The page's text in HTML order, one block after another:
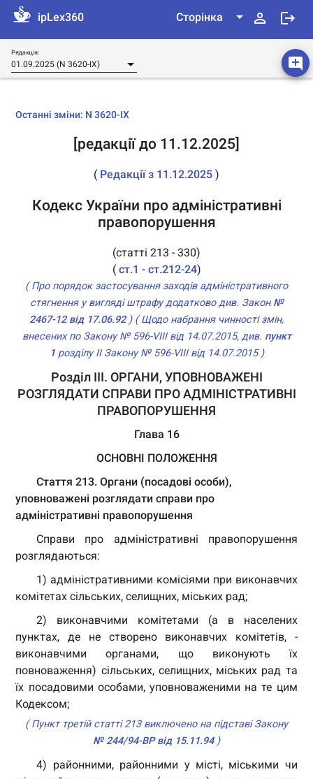
ipLex360 Сторінка perm_identity logout
01.09.2025 (N 3620-IX)
Редакція:
Останні зміни: N 3620-IX
[редакції до 11.12.2025]
( Редакції з 11.12.2025 )
Кодекс України про адміністративні
правопорушення
(статті 213 - 330)
( ст.1 - ст.212-24)
( Про порядок застосування заходів адміністративного
стягнення у вигляді штрафу додатково див. Закон №
2467-12 від 17.06.92) ( Щодо набрання чинності змін,
внесених по Закону № 596-VIII від 14.07.2015, див. пункт
1розділу II Закону № 596-VIII від 14.07.2015 )
Розділ III. ОРГАНИ, УПОВНОВАЖЕНІ
РОЗГЛЯДАТИ СПРАВИ ПРО АДМІНІСТРАТИВНІ
ПРАВОПОРУШЕННЯ
Глава 16
ОСНОВНІ ПОЛОЖЕННЯ
Стаття 213. Органи (посадові особи),
уповноважені розглядати справи про
адміністративні правопорушення
Справи про адміністративні правопорушення
розглядаються:
1) адміністративними комісіями при виконавчих
комітетах сільських, селищних, міських рад;
2) виконавчими комітетами (а в населених
пунктах, де не створено виконавчих комітетів, -
виконавчими органами, що виконують їх
повноваження) сільських, селищних, міських рад та
їх посадовими особами, уповноваженими на те цим
Кодексом;
( Пункт третій статті 213 виключено на підставі Закону
№ 244/94-ВР від 15.11.94)
4) районними, районними у місті, міськими чи
add_comment